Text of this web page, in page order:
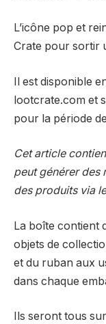
L’icône pop et
Crate pour sortir
Il est disponible
lootcrate.com et
pour la période
Cet article
peut générer des
des produits via
La boîte contient
objets de
et du ruban aux
dans chaque
Ils seront tous